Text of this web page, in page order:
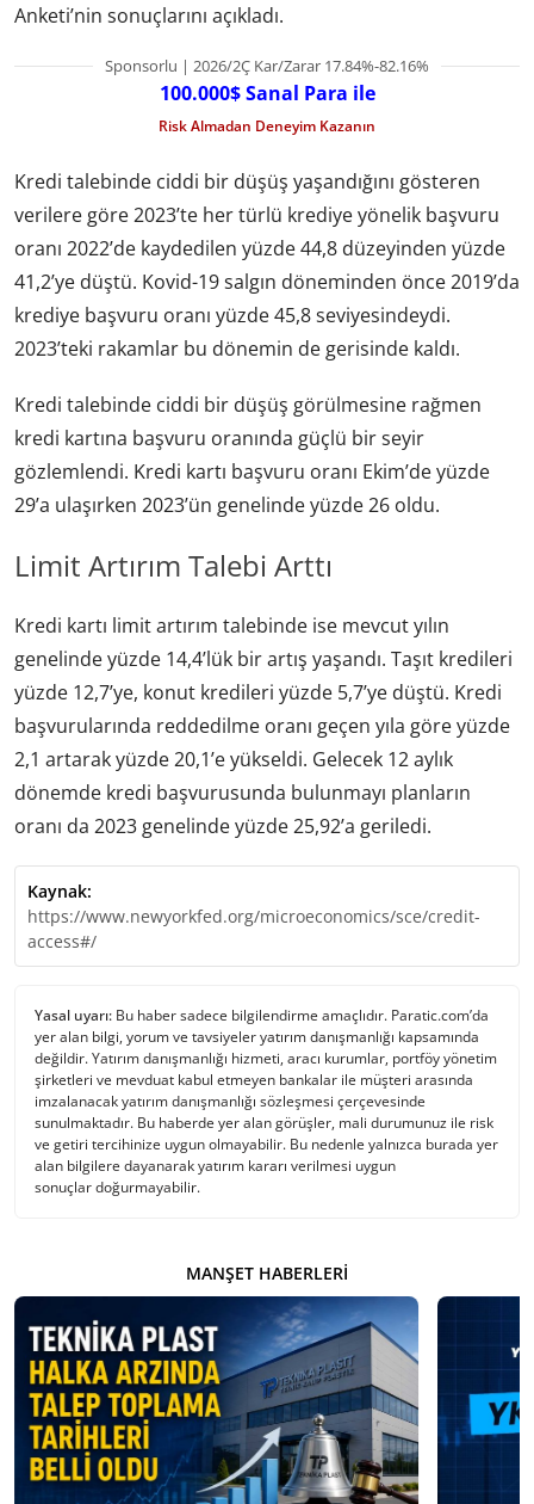
Anketi’nin sonuçlarını açıkladı.
Sponsorlu | 2026/2Ç Kar/Zarar 17.84%-82.16%
100.000$ Sanal Para ile
Risk Almadan Deneyim Kazanın
Kredi talebinde ciddi bir düşüş yaşandığını gösteren
verilere göre 2023’te her türlü krediye yönelik başvuru
oranı 2022’de kaydedilen yüzde 44,8 düzeyinden yüzde
41,2’ye düştü. Kovid-19 salgın döneminden önce 2019’da
krediye başvuru oranı yüzde 45,8 seviyesindeydi.
2023’teki rakamlar bu dönemin de gerisinde kaldı.
Kredi talebinde ciddi bir düşüş görülmesine rağmen
kredi kartına başvuru oranında güçlü bir seyir
gözlemlendi. Kredi kartı başvuru oranı Ekim’de yüzde
29’a ulaşırken 2023’ün genelinde yüzde 26 oldu.
Limit Artırım Talebi Arttı
Kredi kartı limit artırım talebinde ise mevcut yılın
genelinde yüzde 14,4’lük bir artış yaşandı. Taşıt kredileri
yüzde 12,7’ye, konut kredileri yüzde 5,7’ye düştü. Kredi
başvurularında reddedilme oranı geçen yıla göre yüzde
2,1 artarak yüzde 20,1’e yükseldi. Gelecek 12 aylık
dönemde kredi başvurusunda bulunmayı planların
oranı da 2023 genelinde yüzde 25,92’a geriledi.
Kaynak:
https://www.newyorkfed.org/microeconomics/sce/credit-
access#/
Yasal uyarı: Bu haber sadece bilgilendirme amaçlıdır. Paratic.com’da
yer alan bilgi, yorum ve tavsiyeler yatırım danışmanlığı kapsamında
değildir. Yatırım danışmanlığı hizmeti, aracı kurumlar, portföy yönetim
şirketleri ve mevduat kabul etmeyen bankalar ile müşteri arasında
imzalanacak yatırım danışmanlığı sözleşmesi çerçevesinde
sunulmaktadır. Bu haberde yer alan görüşler, mali durumunuz ile risk
ve getiri tercihinize uygun olmayabilir. Bu nedenle yalnızca burada yer
alan bilgilere dayanarak yatırım kararı verilmesi uygun
sonuçlar doğurmayabilir.
MANŞET HABERLERI